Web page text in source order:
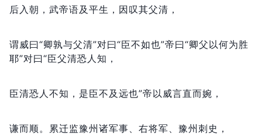
后入朝， 武帝语及平生， 因叹其父清，
谓威曰“卿孰与父清”对曰“臣不如也”帝曰“卿父以何为胜
耶”对曰“臣父清恐人知，
臣清恐人不知， 是臣不及远也”帝以威言直而婉，
谦而顺。 累迁监豫州诸军事、右将军、豫州刺史，